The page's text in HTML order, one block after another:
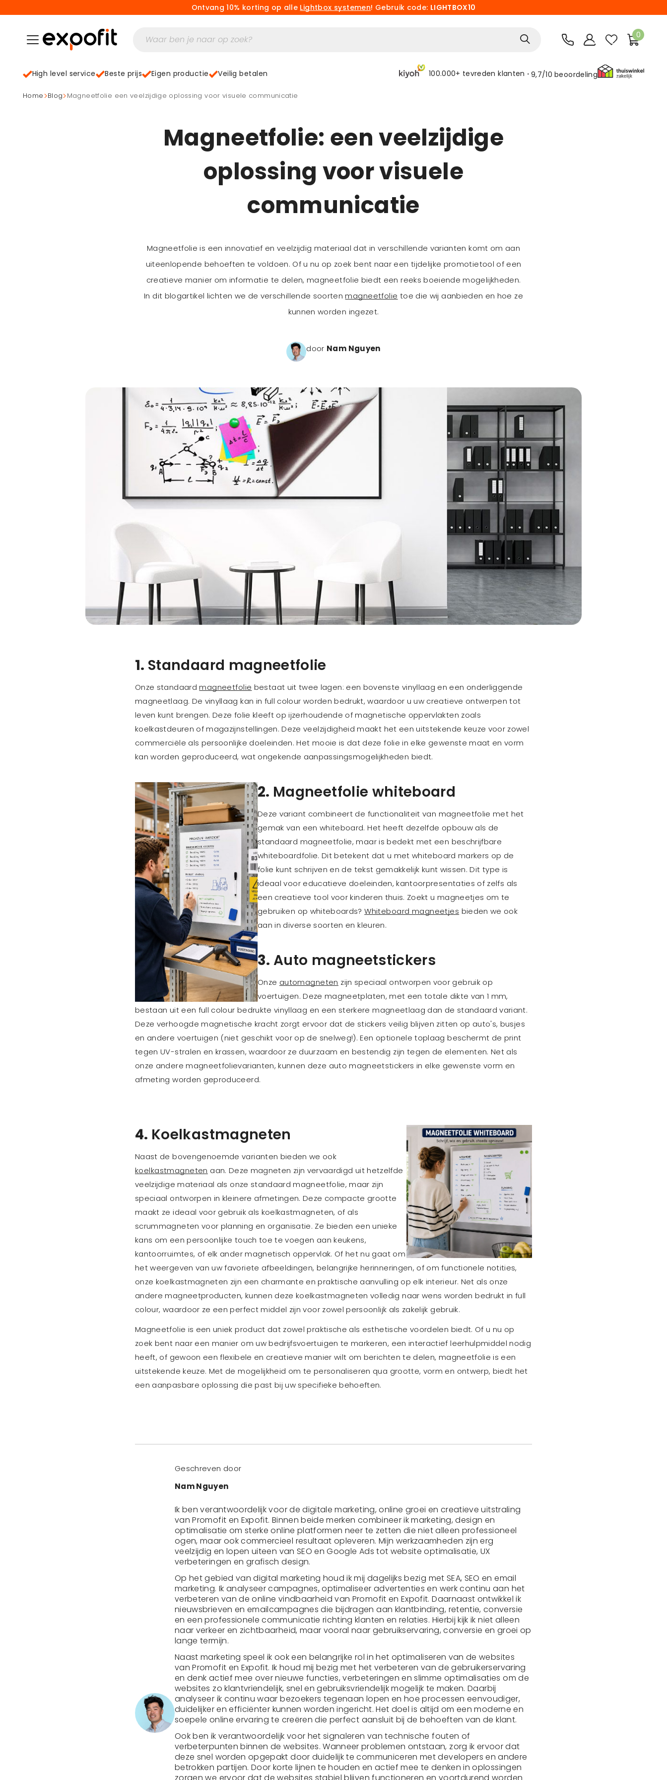
Ontvang 10% korting op alle Lightbox systemen! Gebruik code: LIGHTBOX10
0
High level service Beste prijs Eigen productie Veilig betalen 100.000+ tevreden klanten 9,7/10 beoordeling
home> Blog> magneetfolie een veelzijdige oplossing voor visuele communicatie
Magneetfolie: een veelzijdige
oplossing voor visuele
communicatie
Magneetfolie is een innovatief en veelzijdig materiaal dat in verschillende varianten komt om aan
uiteenlopende behoeften te voldoen. Of u nu op zoek bent naar een tijdelijke promotietool of een
creatieve manier om informatie te delen, magneetfolie biedt een reeks boeiende mogelijkheden.
In dit blogartikel lichten we de verschillende soortenmagneetfolie toe die wij aanbieden en hoe ze
kunnen worden ingezet.
door Nam Nguyen
1. Standaard magneetfolie
Onze standaardmagneetfolie bestaat uit twee lagen: een bovenste vinyllaag en een onderliggende
magneetlaag. De vinyllaag kan in full colour worden bedrukt, waardoor u uw creatieve ontwerpen tot
leven kunt brengen. Deze folie kleeft op ijzerhoudende of magnetische oppervlakten zoals
koelkastdeuren of magazijnstellingen. Deze veelzijdigheid maakt het een uitstekende keuze voor zowel
commerciële als persoonlijke doeleinden. Het mooie is dat deze folie in elke gewenste maat en vorm
kan worden geproduceerd, wat ongekende aanpassingsmogelijkheden biedt.
2. Magneetfolie whiteboard
Deze variant combineert de functionaliteit van magneetfolie met het
gemak van een whiteboard. Het heeft dezelfde opbouw als de
standaard magneetfolie, maar is bedekt met een beschrijfbare
whiteboardfolie. Dit betekent dat u met whiteboard markers op de
folie kunt schrijven en de tekst gemakkelijk kunt wissen. Dit type is
ideaal voor educatieve doeleinden, kantoorpresentaties of zelfs als
een creatieve tool voor kinderen thuis. Zoekt u magneetjes om te
gebruiken op whiteboards?Whiteboard magneetjes bieden we ook
aan in diverse soorten en kleuren.
3. Auto magneetstickers
Onze automagneten zijn speciaal ontworpen voor gebruik op
voertuigen. Deze magneetplaten, met een totale dikte van 1 mm,
bestaan uit een full colour bedrukte vinyllaag en een sterkere magneetlaag dan de standaard variant.
Deze verhoogde magnetische kracht zorgt ervoor dat de stickers veilig blijven zitten op auto's, busjes
en andere voertuigen (niet geschikt voor op de snelweg!). Een optionele toplaag beschermt de print
tegen UV-stralen en krassen, waardoor ze duurzaam en bestendig zijn tegen de elementen. Net als
onze andere magneetfolievarianten, kunnen deze auto magneetstickers in elke gewenste vorm en
afmeting worden geproduceerd.
4. Koelkastmagneten
Naast de bovengenoemde varianten bieden we ook
koelkastmagneten aan. Deze magneten zijn vervaardigd uit hetzelfde
veelzijdige materiaal als onze standaard magneetfolie, maar zijn
speciaal ontworpen in kleinere afmetingen. Deze compacte grootte
maakt ze ideaal voor gebruik als koelkastmagneten, of als
scrummagneten voor planning en organisatie. Ze bieden een unieke
kans om een persoonlijke touch toe te voegen aan keukens,
kantoorruimtes, of elk ander magnetisch oppervlak. Of het nu gaat om
het weergeven van uw favoriete afbeeldingen, belangrijke herinneringen, of om functionele notities,
onze koelkastmagneten zijn een charmante en praktische aanvulling op elk interieur. Net als onze
andere magneetproducten, kunnen deze koelkastmagneten volledig naar wens worden bedrukt in full
colour, waardoor ze een perfect middel zijn voor zowel persoonlijk als zakelijk gebruik.
Magneetfolie is een uniek product dat zowel praktische als esthetische voordelen biedt. Of u nu op
zoek bent naar een manier om uw bedrijfsvoertuigen te markeren, een interactief leerhulpmiddel nodig
heeft, of gewoon een flexibele en creatieve manier wilt om berichten te delen, magneetfolie is een
uitstekende keuze. Met de mogelijkheid om te personaliseren qua grootte, vorm en ontwerp, biedt het
een aanpasbare oplossing die past bij uw specifieke behoeften.
Geschreven door
Nam Nguyen
Ik ben verantwoordelijk voor de digitale marketing, online groei en creatieve uitstraling
van Promofit en Expofit. Binnen beide merken combineer ik marketing, design en
optimalisatie om sterke online platformen neer te zetten die niet alleen professioneel
ogen, maar ook commercieel resultaat opleveren. Mijn werkzaamheden zijn erg
veelzijdig en lopen uiteen van SEO en Google Ads tot website optimalisatie, UX
verbeteringen en grafisch design.
Op het gebied van digital marketing houd ik mij dagelijks bezig met SEA, SEO en email
marketing. Ik analyseer campagnes, optimaliseer advertenties en werk continu aan het
verbeteren van de online vindbaarheid van Promofit en Expofit. Daarnaast ontwikkel ik
nieuwsbrieven en emailcampagnes die bijdragen aan klantbinding, retentie, conversie
en een professionele communicatie richting klanten en relaties. Hierbij kijk ik niet alleen
naar verkeer en zichtbaarheid, maar vooral naar gebruikservaring, conversie en groei op
lange termijn.
Naast marketing speel ik ook een belangrijke rol in het optimaliseren van de websites
van Promofit en Expofit. Ik houd mij bezig met het verbeteren van de gebruikerservaring
en denk actief mee over nieuwe functies, verbeteringen en slimme optimalisaties om de
websites zo klantvriendelijk, snel en gebruiksvriendelijk mogelijk te maken. Daarbij
analyseer ik continu waar bezoekers tegenaan lopen en hoe processen eenvoudiger,
duidelijker en efficiënter kunnen worden ingericht. Het doel is altijd om een moderne en
soepele online ervaring te creëren die perfect aansluit bij de behoeften van de klant.
Ook ben ik verantwoordelijk voor het signaleren van technische fouten of
verbeterpunten binnen de websites. Wanneer problemen ontstaan, zorg ik ervoor dat
deze snel worden opgepakt door duidelijk te communiceren met developers en andere
betrokken partijen. Door korte lijnen te houden en actief mee te denken in oplossingen